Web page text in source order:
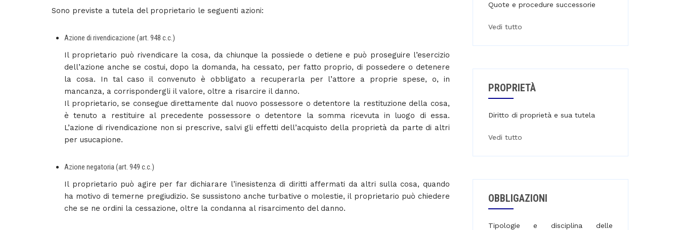
Sono previste a tutela del proprietario le seguenti azioni:
Azione di rivendicazione (art. 948 c.c.)
Il proprietario può rivendicare la cosa, da chiunque la possiede o detiene e può proseguire l’esercizio
dell’azione anche se costui, dopo la domanda, ha cessato, per fatto proprio, di possedere o detenere
la cosa. In tal caso il convenuto è obbligato a recuperarla per l’attore a proprie spese, o, in
mancanza, a corrispondergli il valore, oltre a risarcire il danno.
Il proprietario, se consegue direttamente dal nuovo possessore o detentore la restituzione della cosa,
è tenuto a restituire al precedente possessore o detentore la somma ricevuta in luogo di essa.
L’azione di rivendicazione non si prescrive, salvi gli effetti dell’acquisto della proprietà da parte di altri
per usucapione.
Azione negatoria (art. 949 c.c.)
Il proprietario può agire per far dichiarare l’inesistenza di diritti affermati da altri sulla cosa, quando
ha motivo di temerne pregiudizio. Se sussistono anche turbative o molestie, il proprietario può chiedere
che se ne ordini la cessazione, oltre la condanna al risarcimento del danno.
Quote e procedure successorie
Vedi tutto
PROPRIETÀ
Diritto di proprietà e sua tutela
Vedi tutto
OBBLIGAZIONI
Tipologie e disciplina delle